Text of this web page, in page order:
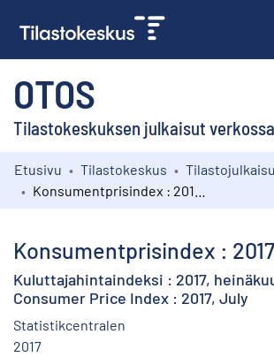
OTOS
Tilastokeskuksen julkaisut verkossa
Kokoelmat
Etusivu Tilastokeskus
Konsumentprisindex :
Kuluttajahintaindeksi : 2017,
Consumer Price Index : 2017, July
Statistikcentralen
2017